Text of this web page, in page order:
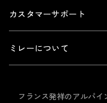
カスタマーサポート
ミレーについて
フランス発祥のアルパ